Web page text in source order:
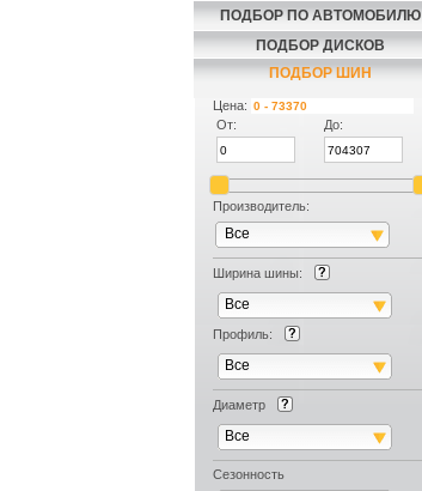
ПОДБОР ПО АВТОМОБИЛЮ
ПОДБОР ДИСКОВ
ПОДБОР ШИН
Цена:
От:
До:
Производитель:
Все
Ширина шины:
Все
Профиль:
Все
Диаметр
Все
Сезонность